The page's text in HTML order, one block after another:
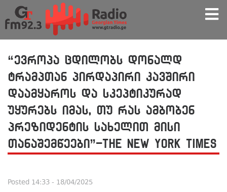
“ევროპა ცდილობს დონალდ
ტრამპთან პირდაპირი კავშირი
დაამყაროს და სკეპტიკურად
უყურებს იმას, თუ რას ამბობენ
პრეზიდენტის სახელით მისი
თანაშემწეები”-The New York Times
Posted 14:33 - 18/04/2025